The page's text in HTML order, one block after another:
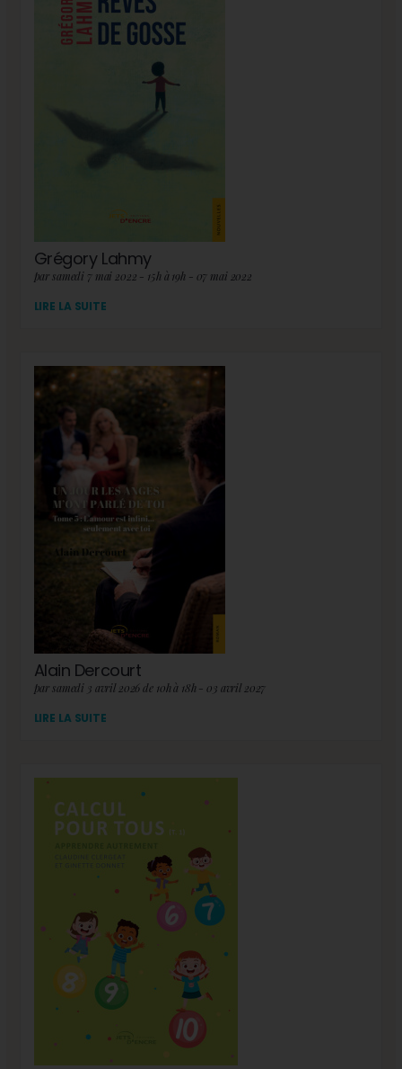
Grégory Lahmy
par samedi 7 mai 2022 - 15h à 19h - 07 mai 2022
LIRE LA SUITE
Alain Dercourt
par samedi 3 avril 2026 de 10h à 18h - 03 avril 2027
LIRE LA SUITE